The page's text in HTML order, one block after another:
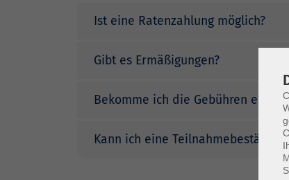
Ist eine Ratenzahlung möglich?
Gibt es Ermäßigungen?
Bekomme ich die Gebühren
Kann ich eine